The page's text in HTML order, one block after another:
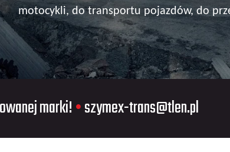
motocykli, do transportu pojazdów, do
marki!•szymex-trans@tlen.pl